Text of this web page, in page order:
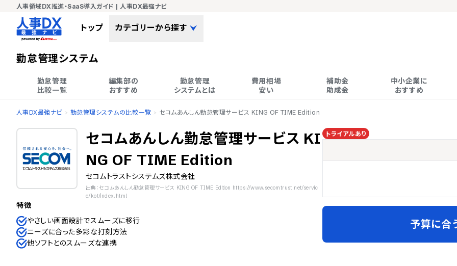
人事領域DX推進・SaaS導入ガイド | 人事DX最強ナビ
トップ カテゴリーから探す
勤怠管理システム
勤怠管理
比較一覧
編集部の
おすすめ
勤怠管理
システムとは
費用相場
安い
補助金
助成金
中小企業に
おすすめ
人事DX最強ナビ 勤怠管理システムの比較一覧 セコムあんしん勤怠管理サービス KING OF TIME Edition
セコムあんしん勤怠管理サービス KI
NG OF TIME Edition
セコムトラストシステムズ株式会社
出典：セコムあんしん勤怠管理サービス KING OF TIME Edition https://www.secomtrust.net/servic
e/kot/index.html
特徴
やさしい画面設計でスムーズに移行
ニーズに合った多彩な打刻方法
他ソフトとのスムーズな連携
トライアルあり
予算に合